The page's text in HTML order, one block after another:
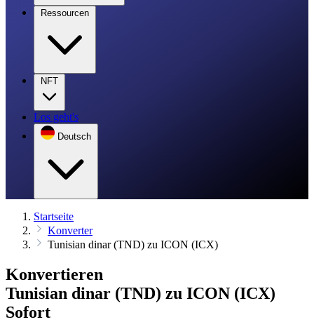
Ressourcen
NFT
Los geht's
Deutsch
Startseite
Konverter
Tunisian dinar (TND) zu ICON (ICX)
Konvertieren
Tunisian dinar (TND) zu ICON (ICX)
Sofort